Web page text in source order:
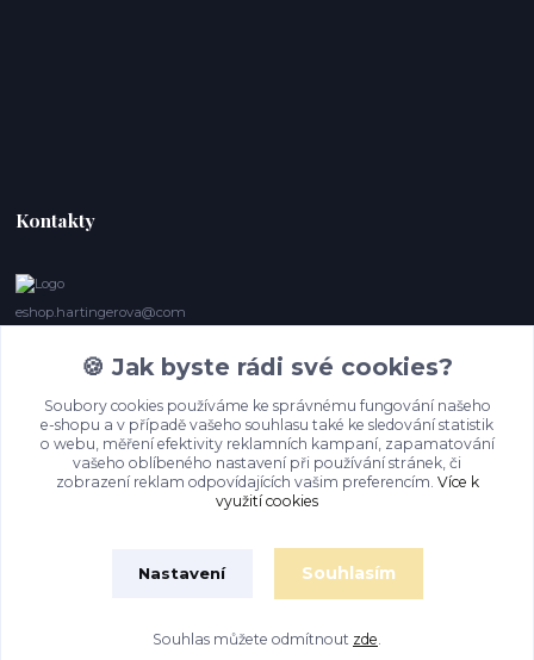
Kontakty
eshop.hartingerova@com
Irena Marie Hartingerová
605132850
(Po-Ne, 9- 20 hod.) Když se nedovoláte, volám zpět
imh@hartingerova.com
Vytvořeno na Eshop-rychle.cz
🍪 Jak byste rádi své cookies?
Soubory cookies používáme ke správnému fungování našeho
e-shopu a v případě vašeho souhlasu také ke sledování statistik
o webu, měření efektivity reklamních kampaní, zapamatování
vašeho oblíbeného nastavení při používání stránek, či
zobrazení reklam odpovídajících vašim preferencím. Více k
využití cookies
Nastavení Souhlasím
Souhlas můžete odmítnout zde